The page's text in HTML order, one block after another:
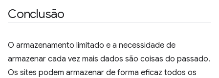
Conclusão
O armazenamento limitado e a necessidade de
armazenar cada vez mais dados são coisas do passado.
Os sites podem armazenar de forma eficaz todos os